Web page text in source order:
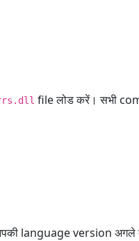
file लोड करें। सभी
language version अगले